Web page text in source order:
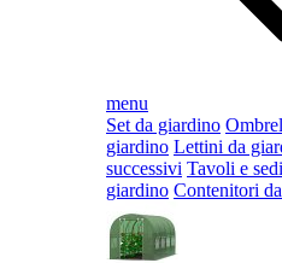
menu
Set da giardino
giardino Lettini da
successivi Tavoli e
giardino Contenitori